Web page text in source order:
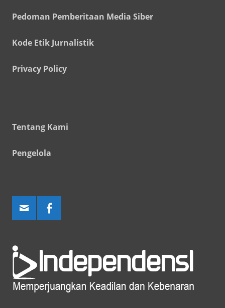
Pedoman Pemberitaan Media Siber
Kode Etik Jurnalistik
Privacy Policy
Tentang Kami
Pengelola